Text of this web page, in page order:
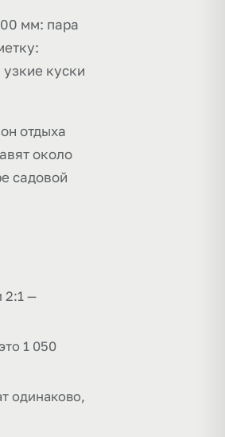
мм: пара
куски
отдыха
около
садовой
2:1 —
1 050
одинаково,